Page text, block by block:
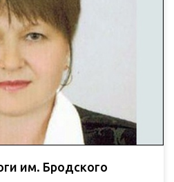
им. Бродского